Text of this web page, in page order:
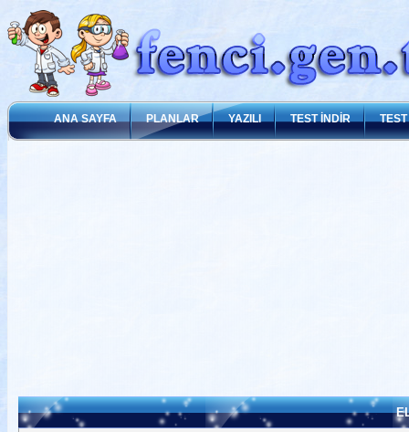
ANA SAYFA PLANLAR YAZILI TEST İNDİR